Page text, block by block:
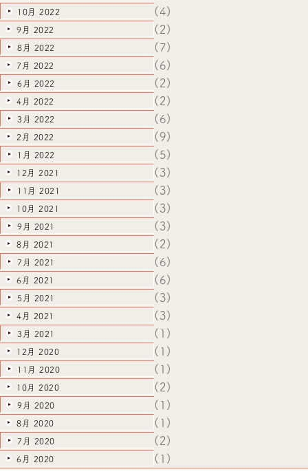
10月 2022 (4)
9月 2022 (2)
8月 2022 (7)
7月 2022 (6)
6月 2022 (2)
4月 2022 (2)
3月 2022 (6)
2月 2022 (9)
1月 2022 (5)
12月 2021 (3)
11月 2021 (3)
10月 2021 (3)
9月 2021 (3)
8月 2021 (2)
7月 2021 (6)
6月 2021 (6)
5月 2021 (3)
4月 2021 (3)
3月 2021 (1)
12月 2020 (1)
11月 2020 (1)
10月 2020 (2)
9月 2020 (1)
8月 2020 (1)
7月 2020 (2)
6月 2020 (1)